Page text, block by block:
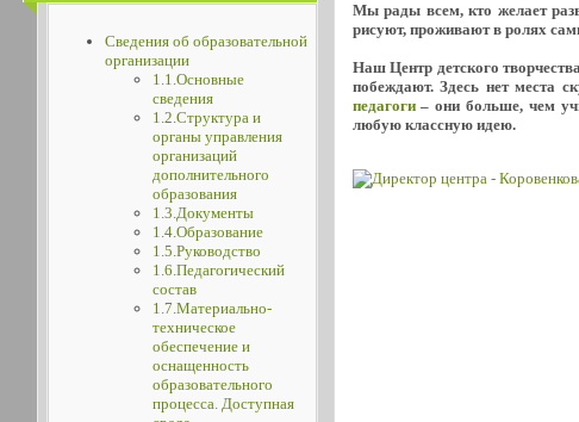
Сведения об образовательной
организации
1.1.Основные
сведения
1.2.Структура и
органы управления
организаций
дополнительного
образования
1.3.Документы
1.4.Образование
1.5.Руководство
1.6.Педагогический
состав
1.7.Материально-
техническое
обеспечение и
оснащенность
образовательного
процесса. Доступная
Мы рады всем, кто желает
рисуют, проживают в ролях
Наш Центр детского
побеждают. Здесь нет места
педагоги– они больше, чем
любую классную идею.